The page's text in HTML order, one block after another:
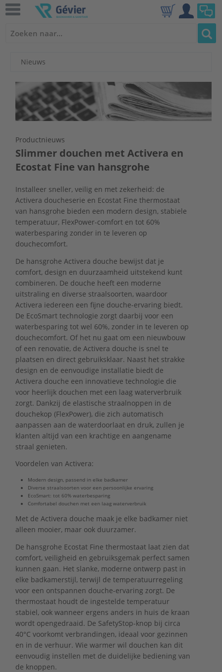
Nieuws
Productnieuws
Slimmer douchen met Activera en
Ecostat Fine van hansgrohe
Installeer sneller, veilig en met zekerheid: de
Activera doucheserie en Ecostat Fine thermostaat
van hansgrohe bieden een modern design, stabiele
temperatuur, FlexPower-comfort en tot 60%
waterbesparing zonder in te leveren op
douchecomfort.
De hansgrohe Activera douche bewijst dat je
comfort, design en duurzaamheid uitstekend kunt
combineren. De douche heeft een moderne
uitstraling en diverse straalsoorten, waardoor
Activera iedereen een fijne douche-ervaring biedt.
De EcoSmart technologie zorgt daarbij voor een
waterbesparing tot wel 60%, zonder in te leveren op
douchecomfort. Of het nu gaat om een nieuwbouw
of een renovatie, de Activera douche is snel te
plaatsen en direct gebruiksklaar. Naast het strakke
design en de eenvoudige installatie biedt de
Activera douche een innovatieve technologie die
voor heerlijk douchen met een laag waterverbruik
zorgt. Dankzij de elastische straalnoppen in de
douchekop (FlexPower), die zich automatisch
aanpassen aan de waterdoorlaat en druk, zullen je
klanten altijd van een krachtige en aangename
straal genieten.
Voordelen van Activera:
Modern design, passend in elke badkamer
Diverse straalsoorten voor een persoonlijke ervaring
EcoSmart: tot 60% waterbesparing
Comfortabel douchen met een laag waterverbruik
Met de Activera douche maak je elke badkamer niet
alleen mooier, maar ook duurzamer.
De hansgrohe Ecostat Fine thermostaat laat zien dat
comfort, veiligheid en gebruiksgemak perfect samen
kunnen gaan. Het slanke, moderne ontwerp past in
elke badkamerstijl, terwijl de temperatuurregeling
voor een ontspannen douche-ervaring zorgt. De
thermostaat houdt de ingestelde temperatuur
stabiel, ook wanneer ergens anders in huis de kraan
wordt opengedraaid. De SafetyStop-knop bij circa
40°C voorkomt verbrandingen, ideaal voor gezinnen
en in de verhuur. Wie warmer wil douchen kan dit
eenvoudig instellen met de duidelijke bediening van
de knoppen.